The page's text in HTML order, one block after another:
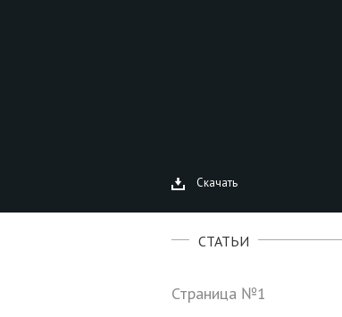
Скачать
СТАТЬИ
Страница №1